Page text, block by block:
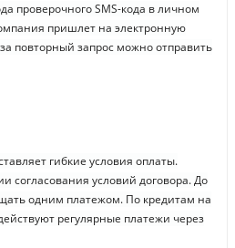
проверочного SMS-кода в личном
пришлет на электронную
повторный запрос можно отправить
гибкие условия оплаты.
согласования условий договора. До
одним платежом. По кредитам на
регулярные платежи через